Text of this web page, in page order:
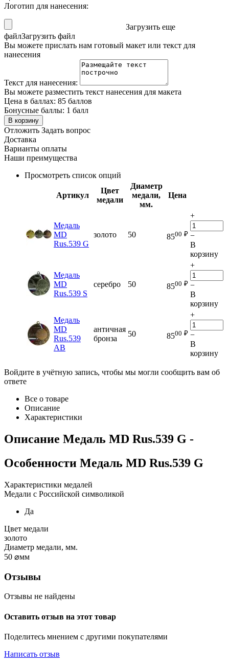
Логотип для нанесения:
Загрузить еще
файлЗагрузить файл
Вы можете прислать нам готовый макет или текст для
нанесения
Текст для нанесения:
Вы можете разместить текст нанесения для макета
Цена в баллах: 85 баллов
Бонусные баллы: 1 балл
В корзину
Отложить Задать вопрос
Доставка
Варианты оплаты
Наши преимущества
Просмотреть список опций
Артикул
Цвет
медали
Диаметр
медали,
мм.
Цена
Медаль
MD
Rus.539 G
золото 50 8500 ₽
+
−
В
корзину
Медаль
MD
Rus.539 S
серебро 50 8500 ₽
+
−
В
корзину
Медаль
MD
Rus.539
AB
античная
бронза
50 8500 ₽
+
−
В
корзину
Войдите в учётную запись, чтобы мы могли сообщить вам об
ответе
Все о товаре
Описание
Характеристики
Описание Медаль MD Rus.539 G -
Особенности Медаль MD Rus.539 G
Характеристики медалей
Медали с Российской символикой
Да
Цвет медали
золото
Диаметр медали, мм.
50 ⌀мм
Отзывы
Отзывы не найдены
Оставить отзыв на этот товар
Поделитесь мнением с другими покупателями
Написать отзыв